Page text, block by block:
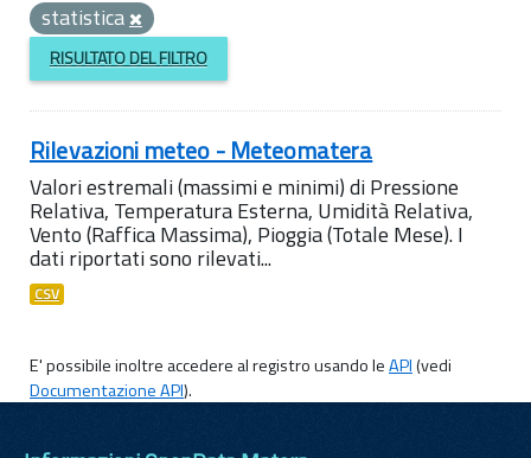
statistica
RISULTATO DEL FILTRO
Rilevazioni meteo - Meteomatera
Valori estremali (massimi e minimi) di Pressione
Relativa, Temperatura Esterna, Umidità Relativa,
Vento (Raffica Massima), Pioggia (Totale Mese). I
dati riportati sono rilevati...
CSV
E' possibile inoltre accedere al registro usando leAPI(vedi
Documentazione API).